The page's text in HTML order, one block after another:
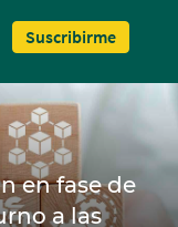
Suscribirme
en fase de
a las